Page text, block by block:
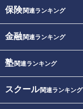
保険関連ランキング
金融関連ランキング
塾関連ランキング
スクール関連ランキング